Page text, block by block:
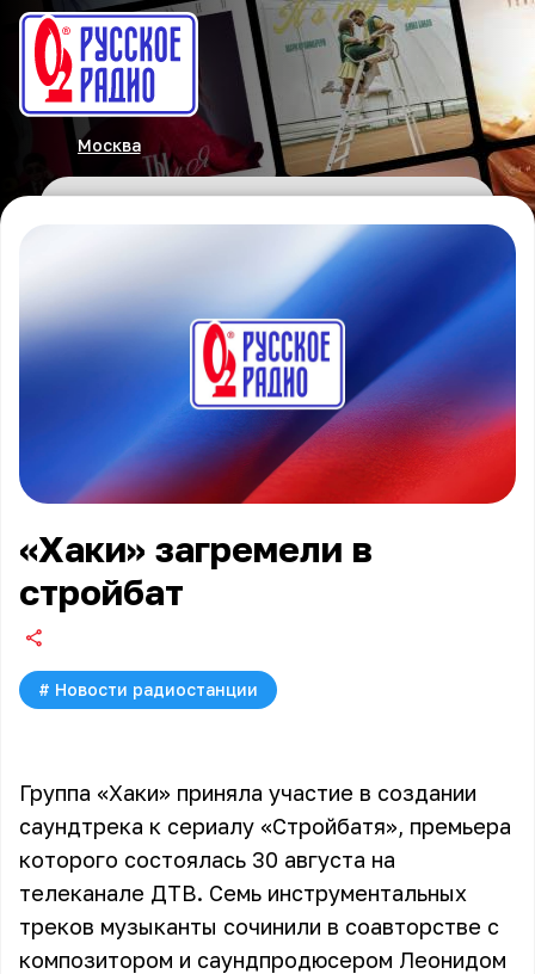
Москва
«Хаки» загремели в
стройбат
# Новости радиостанции
Группа «Хаки» приняла участие в создании
саундтрека к сериалу «Стройбатя», премьера
которого состоялась 30 августа на
телеканале ДТВ. Семь инструментальных
треков музыканты сочинили в соавторстве с
композитором и саундпродюсером Леонидом